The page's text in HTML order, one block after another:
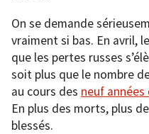
On se demande
vraiment si bas. En avril,
que les pertes russes
soit plus que le nombre
au cours des neuf
En plus des morts, plus
blessés.